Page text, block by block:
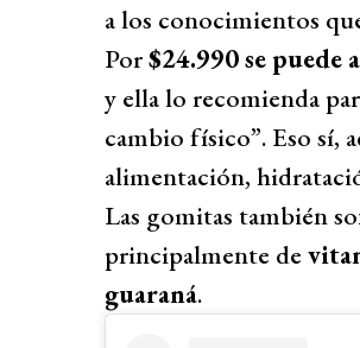
a los conocimientos
Por$24.990 se
y ella lo recomienda
cambio físico”. Eso sí,
alimentación,
Las gomitas también
principalmente de
guaraná.